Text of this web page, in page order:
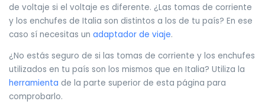
de voltaje si el voltaje es diferente. ¿Las tomas de corriente
y los enchufes de Italia son distintos a los de tu país? En ese
caso sí necesitas un adaptador de viaje.
¿No estás seguro de si las tomas de corriente y los enchufes
utilizados en tu país son los mismos que en Italia? Utiliza la
herramienta de la parte superior de esta página para
comprobarlo.